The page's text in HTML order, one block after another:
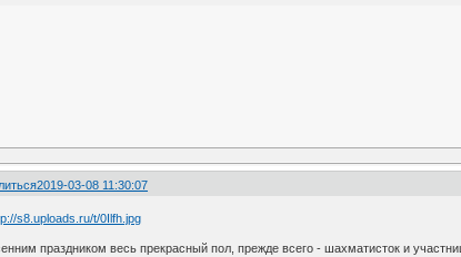
2019-03-08 11:30:07
праздником весь прекрасный пол, прежде всего - шахматисток и